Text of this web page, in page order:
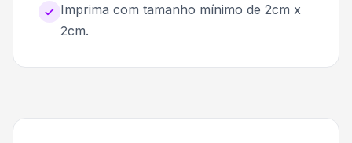
Imprima com tamanho mínimo de 2cm x
2cm.